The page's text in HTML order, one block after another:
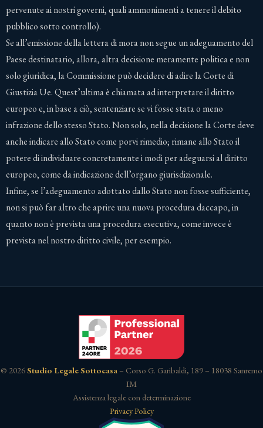
pervenute ai nostri governi, quali ammonimenti a tenere il debito
pubblico sotto controllo).
Se all’emissione della lettera di mora non segue un adeguamento del
Paese destinatario, allora, altra decisione meramente politica e non
solo giuridica, la Commissione può decidere di adire la Corte di
Giustizia Ue. Quest’ultima è chiamata ad interpretare il diritto
europeo e, in base a ciò, sentenziare se vi fosse stata o meno
infrazione dello stesso Stato. Non solo, nella decisione la Corte deve
anche indicare allo Stato come porvi rimedio; rimane allo Stato il
potere di individuare concretamente i modi per adeguarsi al diritto
europeo, come da indicazione dell’organo giurisdizionale.
Infine, se l’adeguamento adottato dallo Stato non fosse sufficiente,
non si può far altro che aprire una nuova procedura daccapo, in
quanto non è prevista una procedura esecutiva, come invece è
prevista nel nostro diritto civile, per esempio.
© 2026Studio Legale Sottocasa – Corso G. Garibaldi, 189 – 18038 Sanremo
IM
Assistenza legale con determinazione
Privacy Policy